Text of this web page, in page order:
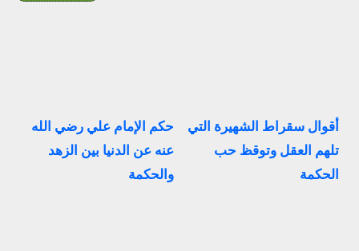
أقوال سقراط الشهيرة التي
تلهم العقل وتوقظ حب
الحكمة
حكم الإمام علي رضي الله
عنه عن الدنيا بين الزهد
والحكمة